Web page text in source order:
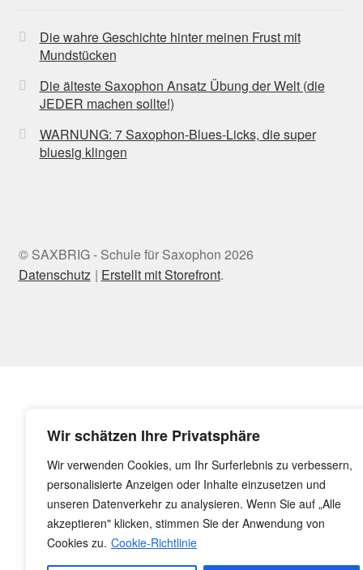
Wir schätzen Ihre Privatsphäre
Wir verwenden Cookies, um Ihr Surferlebnis zu verbessern,
personalisierte Anzeigen oder Inhalte einzusetzen und
unseren Datenverkehr zu analysieren. Wenn Sie auf „Alle
akzeptieren" klicken, stimmen Sie der Anwendung von
Cookies zu. Cookie-Richtlinie
Die wahre Geschichte hinter meinen Frust mit
Mundstücken
Die älteste Saxophon Ansatz Übung der Welt (die
JEDER machen sollte!)
WARNUNG: 7 Saxophon-Blues-Licks, die super
bluesig klingen
© SAXBRIG - Schule für Saxophon 2026
Datenschutz
Erstellt mit Storefront.